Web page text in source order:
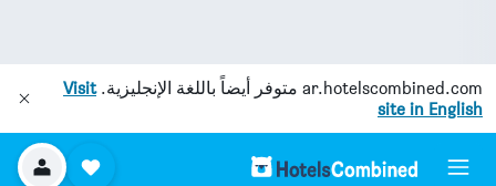
ar.hotelscombined.com متوفر أيضاً باللغة الإنجليزية.Visit
site in English